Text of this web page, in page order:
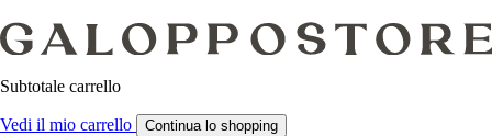
Subtotale carrello
Vedi il mio carrello Continua lo shopping